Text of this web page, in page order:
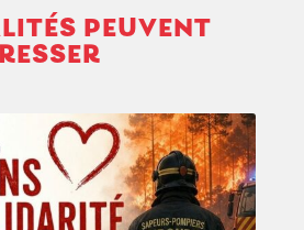
PEUVENT